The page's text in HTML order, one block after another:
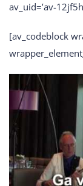
av_uid=’av-
[av_codeblock